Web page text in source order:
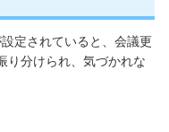
定されていると、会議更
り分けられ、気づかれな